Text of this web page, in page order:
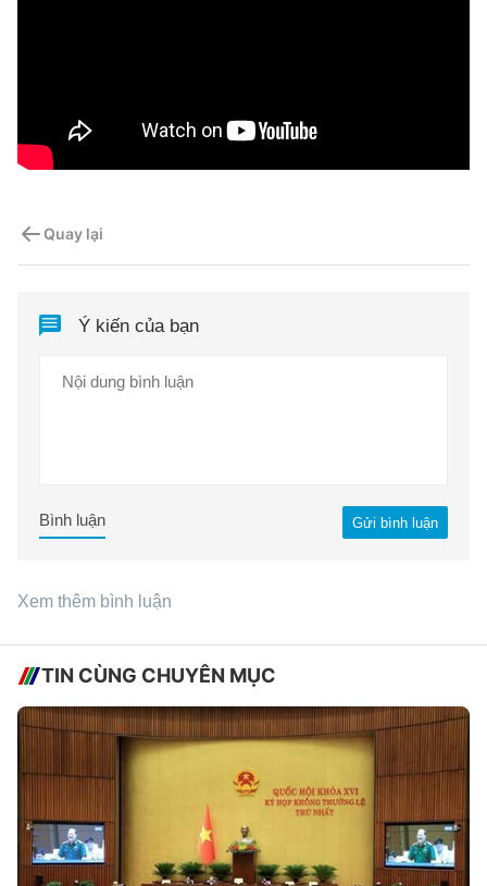
Quay lại
Ý kiến của bạn
Gửi bình luận
Bình luận
Xem thêm bình luận
TIN CÙNG CHUYÊN MỤC